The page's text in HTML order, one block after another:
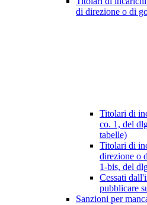
di direzione o di
Titolari di
co. 1, del
tabelle)
Titolari di
direzione o
1-bis, del
Cessati
pubblicare
Sanzioni per